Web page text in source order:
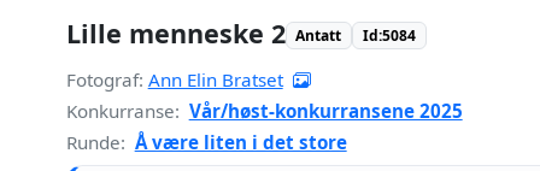
Lille menneske 2 Antatt Id:5084
Fotograf: Ann Elin Bratset
Konkurranse: Vår/høst-konkurransene 2025
Runde: Å være liten i det store